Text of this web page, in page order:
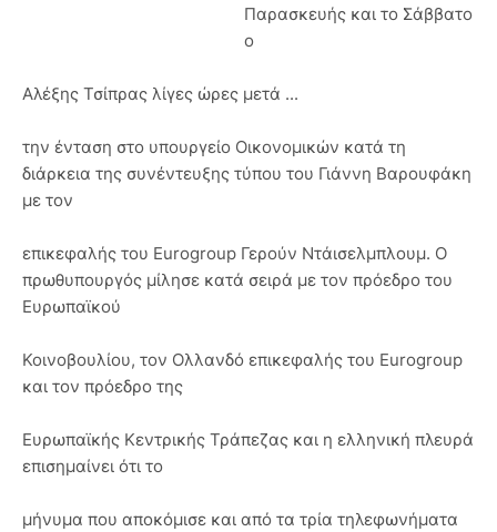
Παρασκευής και το Σάββατο
ο
Αλέξης Τσίπρας λίγες ώρες μετά ...
την ένταση στο υπουργείο Οικονομικών κατά τη
διάρκεια της συνέντευξης τύπου του Γιάννη Βαρουφάκη
με τον
επικεφαλής του Eurogroup Γερούν Ντάισελμπλουμ. Ο
πρωθυπουργός μίλησε κατά σειρά με τον πρόεδρο του
Ευρωπαϊκού
Κοινοβουλίου, τον Ολλανδό επικεφαλής του Eurogroup
και τον πρόεδρο της
Ευρωπαϊκής Κεντρικής Τράπεζας και η ελληνική πλευρά
επισημαίνει ότι το
μήνυμα που αποκόμισε και από τα τρία τηλεφωνήματα